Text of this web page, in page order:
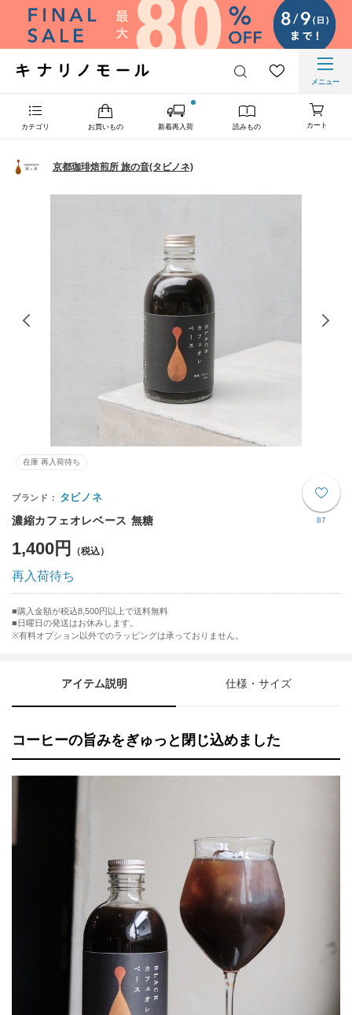
メニュー
カテゴリ お買いもの 新着再入荷 読みもの カート
京都珈琲焙煎所 旅の音(タビノネ)
在庫 再入荷待ち
87
タビノネ
濃縮カフェオレベース 無糖
1,400円
再入荷待ち
購入金額が税込8,500円以上で送料無料
日曜日の発送はお休みします。
※有料オプション以外でのラッピングは承っておりません。
アイテム説明 仕様・サイズ
コーヒーの旨みをぎゅっと閉じ込めました